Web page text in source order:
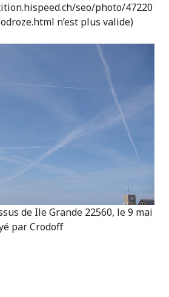
seo/photo/47220
n’est plus valide)
de Ile Grande 22560, le 9 mai
par Crodoff